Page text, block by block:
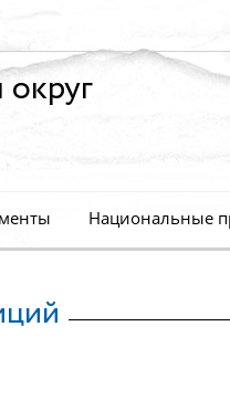
Национальные